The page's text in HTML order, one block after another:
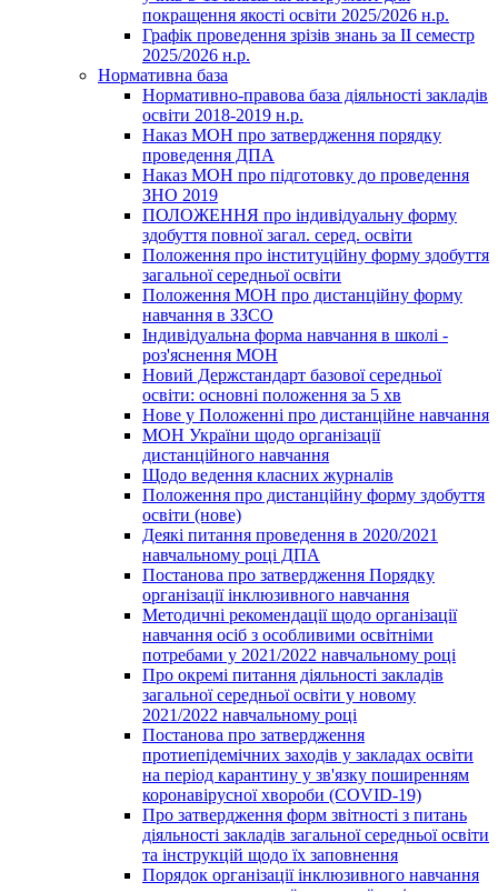
покращення якості освіти 2025/2026 н.р.
Графік проведення зрізів знань за ІІ семестр
2025/2026 н.р.
Нормативна база
Нормативно-правова база діяльності закладів
освіти 2018-2019 н.р.
Наказ МОН про затвердження порядку
проведення ДПА
Наказ МОН про підготовку до проведення
ЗНО 2019
ПОЛОЖЕННЯ про індивідуальну форму
здобуття повної загал. серед. освіти
Положення про інституційну форму здобуття
загальної середньої освіти
Положення МОН про дистанційну форму
навчання в ЗЗСО
Індивідуальна форма навчання в школі -
роз'яснення МОН
Новий Держстандарт базової середньої
освіти: основні положення за 5 хв
Нове у Положенні про дистанційне навчання
МОН України щодо організації
дистанційного навчання
Щодо ведення класних журналів
Положення про дистанційну форму здобуття
освіти (нове)
Деякі питання проведення в 2020/2021
навчальному році ДПА
Постанова про затвердження Порядку
організації інклюзивного навчання
Методичні рекомендації щодо організації
навчання осіб з особливими освітніми
потребами у 2021/2022 навчальному році
Про окремі питання діяльності закладів
загальної середньої освіти у новому
2021/2022 навчальному році
Постанова про затвердження
протиепідемічних заходів у закладах освіти
на період карантину у зв'язку поширенням
коронавірусної хвороби (COVID-19)
Про затвердження форм звітності з питань
діяльності закладів загальної середньої освіти
та інструкцій щодо їх заповнення
Порядок організації інклюзивного навчання